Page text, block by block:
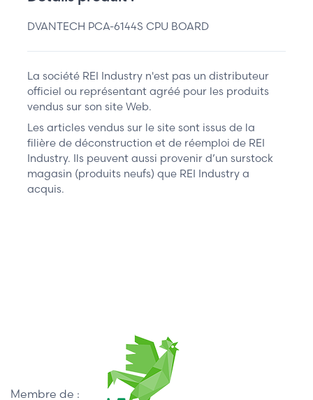
DVANTECH PCA-6144S CPU BOARD
La société REI Industry n'est pas un distributeur
officiel ou représentant agréé pour les produits
vendus sur son site Web.
Les articles vendus sur le site sont issus de la
filière de déconstruction et de réemploi de REI
Industry. Ils peuvent aussi provenir d’un surstock
magasin (produits neufs) que REI Industry a
acquis.
Membre de :